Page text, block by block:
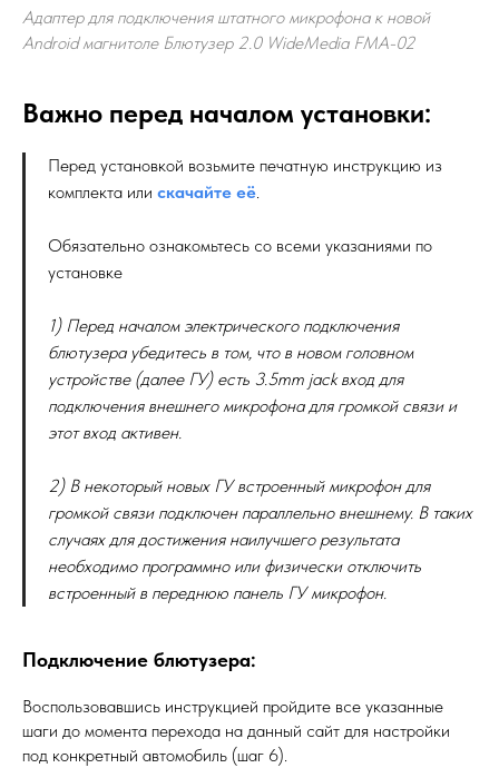
Адаптер для подключения штатного микрофона к новой
Android магнитоле Блютузер 2.0 WideMedia FMA-02
Важно перед началом установки:
Перед установкой возьмите печатную инструкцию из
комплекта или скачайте её.
Обязательно ознакомьтесь со всеми указаниями по
установке
1) Перед началом электрического подключения
блютузера убедитесь в том, что в новом головном
устройстве (далее ГУ) есть 3.5mm jack вход для
подключения внешнего микрофона для громкой связи и
этот вход активен.
2) В некоторый новых ГУ встроенный микрофон для
громкой связи подключен параллельно внешнему. В таких
случаях для достижения наилучшего результата
необходимо программно или физически отключить
встроенный в переднюю панель ГУ микрофон.
Подключение блютузера:
Воспользовавшись инструкцией пройдите все указанные
шаги до момента перехода на данный сайт для настройки
под конкретный автомобиль (шаг 6).